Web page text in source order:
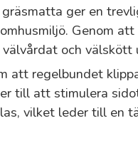
ger en
Genom
och välskött
att regelbundet
till att stimulera
vilket leder till en